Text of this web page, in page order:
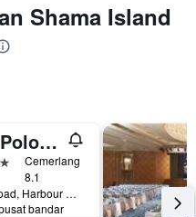
Shama Island
Marco Polo Hongkong Hotel
Cemerlang
8.1
3 Canton Road, Harbour City, Hong Kong, Hong Kong
bandar